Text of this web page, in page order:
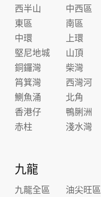
西半山
中西區
東區
南區
中環
上環
堅尼地城
山頂
銅鑼灣
柴灣
筲箕灣
西灣河
鰂魚涌
北角
香港仔
鴨脷洲
赤柱
淺水灣
九龍
九龍全區 油尖旺區